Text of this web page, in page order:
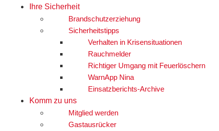
Ihre Sicherheit
Brandschutzerziehung
Sicherheitstipps
Verhalten in Krisensituationen
Rauchmelder
Richtiger Umgang mit Feuerlöschern
WarnApp Nina
Einsatzberichts-Archive
Komm zu uns
Mitglied werden
Gastausrücker